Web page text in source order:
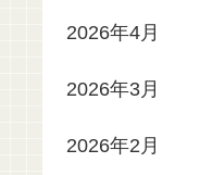
2026年4月
2026年3月
2026年2月